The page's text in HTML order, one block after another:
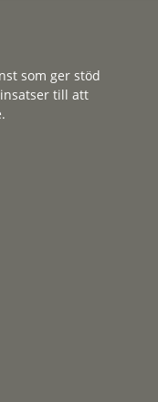
som ger stöd
till att